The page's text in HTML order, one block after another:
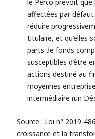
le Perco prévoit que
affectées par
réduire
titulaire, et qu’elles
parts de fonds
susceptibles d’être
actions destiné au
moyennes
intermédiaire (un
Source : Loi n° 2019-
croissance et la